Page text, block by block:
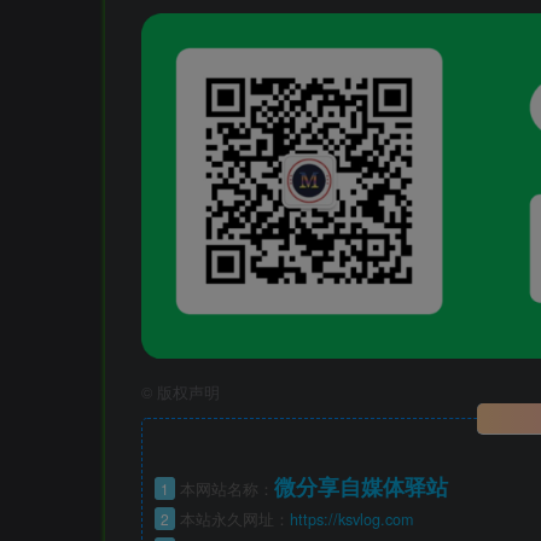
版权声明
1 本网站名称： 微分享自媒体驿站
2 本站永久网址： https://ksvlog.com